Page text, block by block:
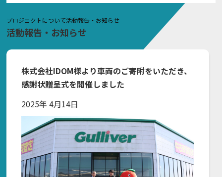
プロジェクトについて活動報告・お知らせ
活動報告・お知らせ
株式会社IDOM様より車両のご寄附をいただき、
感謝状贈呈式を開催しました
2025年 4月14日